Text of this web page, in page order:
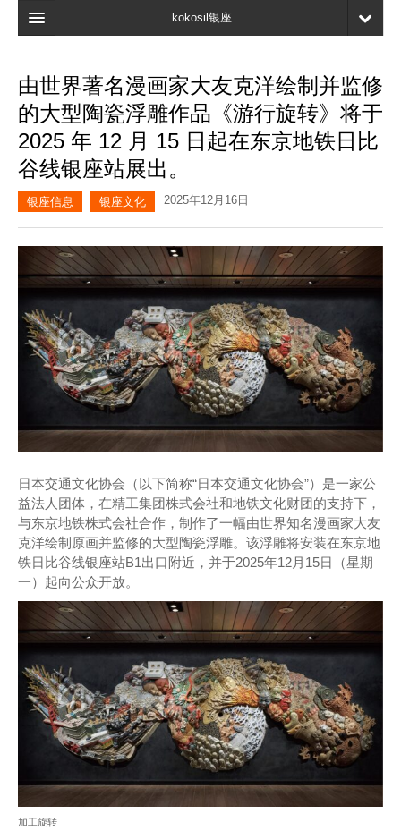
kokosil银座
搜索
最新信息
口碑
我的页面
由世界著名漫画家大友克洋绘制并监修
的大型陶瓷浮雕作品《游行旋转》将于
2025 年 12 月 15 日起在东京地铁日比
谷线银座站展出。
银座信息 银座文化 2025年12月16日
日本交通文化协会（以下简称“日本交通文化协会”）是一家公
益法人团体，在精工集团株式会社和地铁文化财团的支持下，
与东京地铁株式会社合作，制作了一幅由世界知名漫画家大友
克洋绘制原画并监修的大型陶瓷浮雕。该浮雕将安装在东京地
铁日比谷线银座站B1出口附近，并于2025年12月15日（星期
一）起向公众开放。
加工旋转